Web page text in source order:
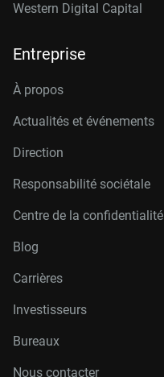
Western Digital Capital
Entreprise
À propos
Actualités et événements
Direction
Responsabilité sociétale
Centre de la confidentialité
Blog
Carrières
Investisseurs
Bureaux
Nous contacter